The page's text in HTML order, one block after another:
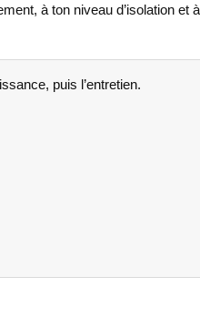
à ton niveau d’isolation et
puis l’entretien.